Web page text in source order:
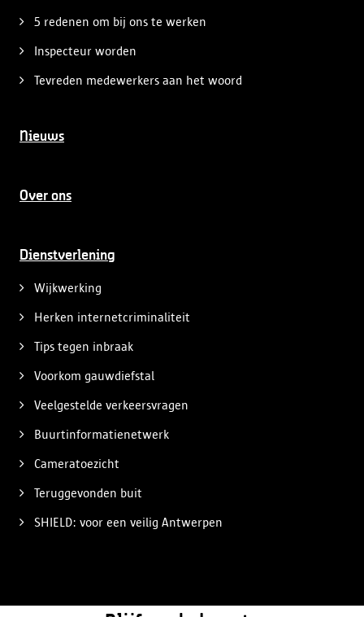
5 redenen om bij ons te werken
Inspecteur worden
Tevreden medewerkers aan het woord
Nieuws
Over ons
Dienstverlening
Wijkwerking
Herken internetcriminaliteit
Tips tegen inbraak
Voorkom gauwdiefstal
Veelgestelde verkeersvragen
Buurtinformatienetwerk
Cameratoezicht
Teruggevonden buit
SHIELD: voor een veilig Antwerpen